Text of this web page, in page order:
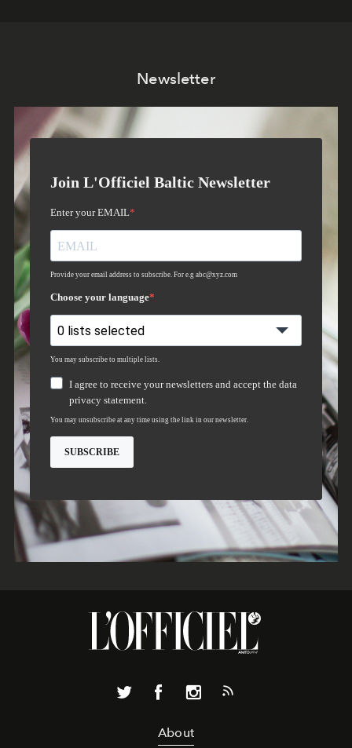
Newsletter
About